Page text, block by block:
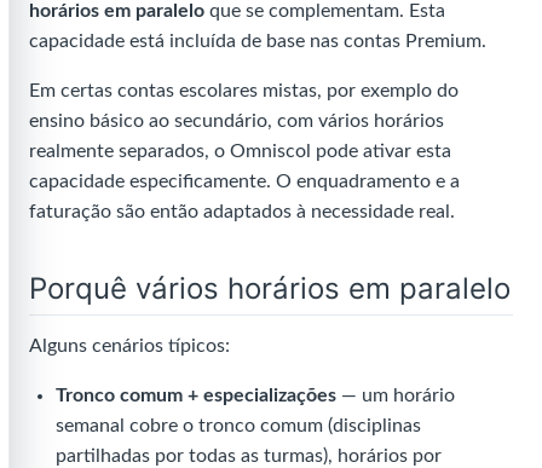
horários em paralelo que se complementam. Esta
capacidade está incluída de base nas contas Premium.
Em certas contas escolares mistas, por exemplo do
ensino básico ao secundário, com vários horários
realmente separados, o Omniscol pode ativar esta
capacidade especificamente. O enquadramento e a
faturação são então adaptados à necessidade real.
Porquê vários horários em paralelo
Alguns cenários típicos:
Tronco comum + especializações — um horário
semanal cobre o tronco comum (disciplinas
partilhadas por todas as turmas), horários por